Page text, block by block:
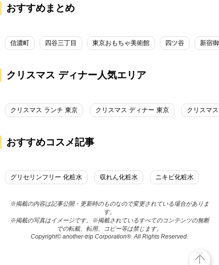
おすすめまとめ
信濃町 四谷三丁目 東京おもちゃ美術館 四ツ谷 新宿
クリスマス ディナー人気エリア
クリスマス ランチ 東京 クリスマス ディナー 東京 クリスマ
おすすめコスメ記事
グリセリンフリー 化粧水 収れん化粧水 ニキビ化粧水
top
※掲載の内容は記事公開・更新時のものなので変更されている場合がありま
す。
※掲載の写真はイメージです。※掲載されているすべてのコンテンツの無断
での転載、転用、コピー等は禁じます。
Copyright© another-trip Corporation®. All Rights Reserved.